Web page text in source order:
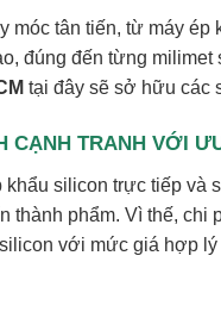
tân tiến, từ máy ép
đúng đến từng
tại đây sẽ sở hữu các
CẠNH TRANH VỚI
silicon trực tiếp và
thành phẩm. Vì thế,
với mức giá hợp